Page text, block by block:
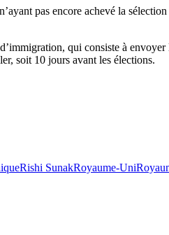
pas encore achevé la
qui consiste à
soit 10 jours avant les élections.
Rishi SunakRoyaume-Uni